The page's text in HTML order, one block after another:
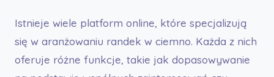
Istnieje wiele platform online, które specjalizują
się w aranżowaniu randek w ciemno. Każda z nich
oferuje różne funkcje, takie jak dopasowywanie